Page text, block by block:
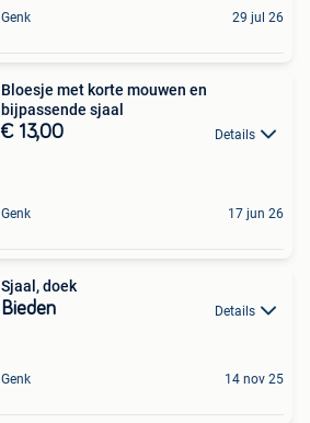
Genk 29 jul 26
Bloesje met korte mouwen en
bijpassende sjaal
€ 13,00 Details
Genk 17 jun 26
Sjaal, doek
Bieden Details
Genk 14 nov 25